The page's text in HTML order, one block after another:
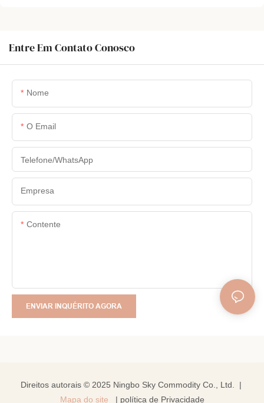
Entre Em Contato Conosco
Nome
O Email
Telefone/WhatsApp
Empresa
Contente
ENVIAR INQUÉRITO AGORA
Direitos autorais © 2025 Ningbo Sky Commodity Co., Ltd. |
Mapa do site
| política de Privacidade